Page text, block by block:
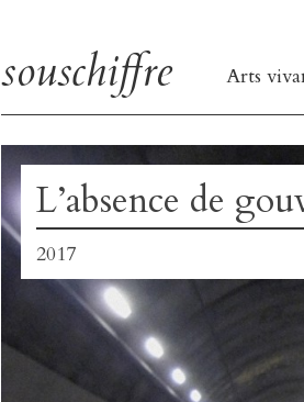
souschiffre
Skip
Arts
L’absence de
2017